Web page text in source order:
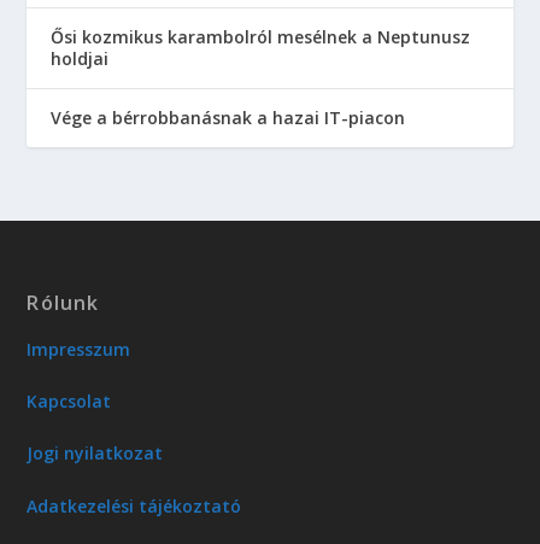
Ősi kozmikus karambolról mesélnek a Neptunusz
holdjai
Vége a bérrobbanásnak a hazai IT-piacon
Rólunk
Impresszum
Kapcsolat
Jogi nyilatkozat
Adatkezelési tájékoztató